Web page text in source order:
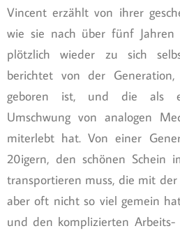
Vincent erzählt von ihrer
wie sie nach über fünf
plötzlich wieder zu sich
berichtet von der
geboren ist, und die als
Umschwung von analogen
miterlebt hat. Von einer
20igern, den schönen Schein
transportieren muss, die mit der
aber oft nicht so viel gemein
und den komplizierten Arbeits-